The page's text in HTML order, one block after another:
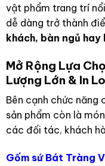
vật phẩm trang trí
dễ dàng trở thành
khách, bàn ngủ hay
Mở Rộng Lựa
Lượng Lớn & In
Bên cạnh chức năng
sản phẩm còn là
các đối tác, khách
Gốm sứ Bát Tràng